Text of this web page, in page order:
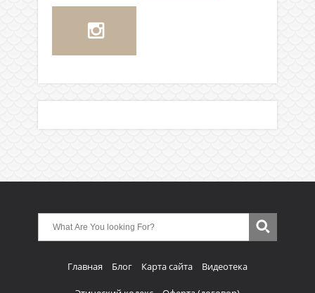
Главная Блог Карта сайта Видеотека